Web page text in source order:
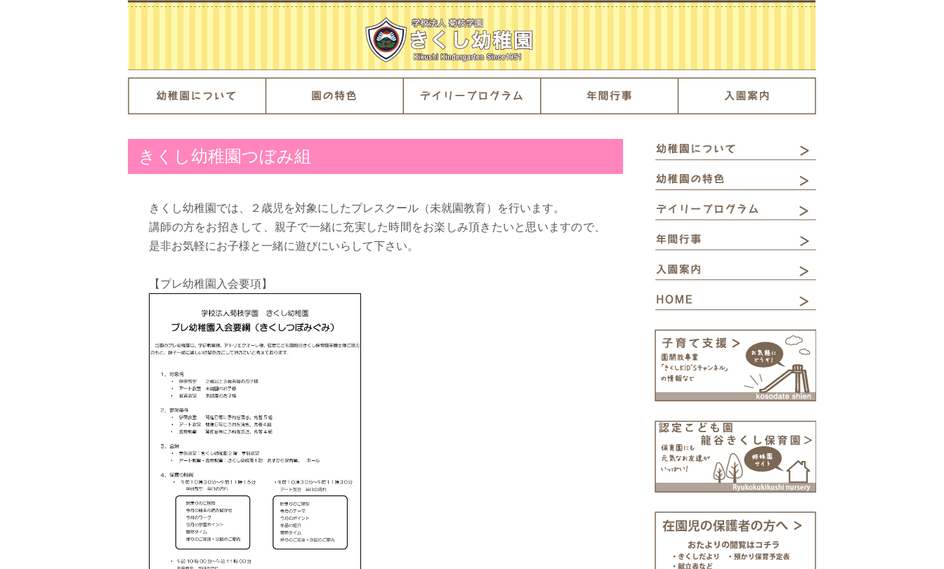
きくし幼稚園つぼみ組
きくし幼稚園では、２歳児を対象にしたプレスクール（未就園教育）を行います。
講師の方をお招きして、親子で一緒に充実した時間をお楽しみ頂きたいと思いますので、
是非お気軽にお子様と一緒に遊びにいらして下さい。
【プレ幼稚園入会要項】